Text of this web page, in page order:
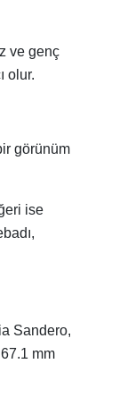
ve genç
olur.
görünüm
ise
Sandero,
mm